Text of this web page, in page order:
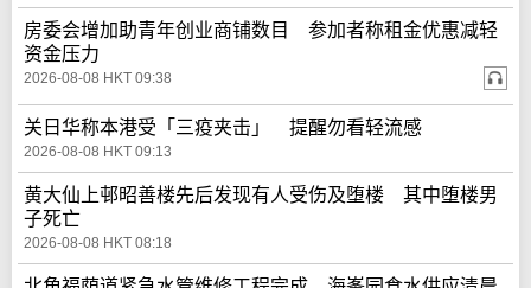
房委会增加助青年创业商铺数目 参加者称租金优惠减轻
资金压力
2026-08-08 HKT 09:38
关日华称本港受「三疫夹击」 提醒勿看轻流感
2026-08-08 HKT 09:13
黄大仙上邨昭善楼先后发现有人受伤及堕楼 其中堕楼男
子死亡
2026-08-08 HKT 08:18